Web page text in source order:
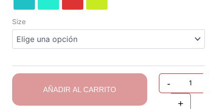
Size
-
+
AÑADIR AL CARRITO